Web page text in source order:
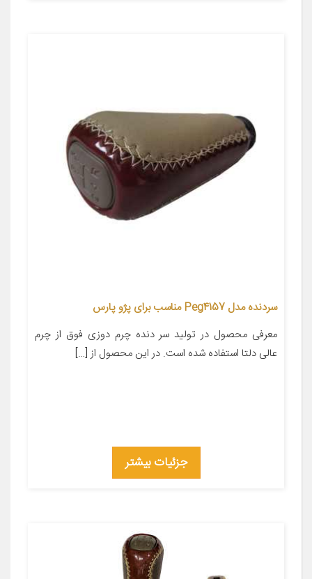
سردنده مدل Peg4157 مناسب برای پژو پارس
معرفی محصول در تولید سر دنده چرم دوزی فوق از چرم
عالی دلتا استفاده شده است. در این محصول از […]
جزئیات بیشتر